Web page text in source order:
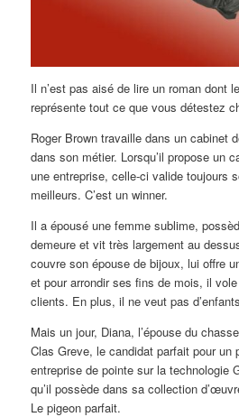
Il n’est pas aisé de lire un roman dont
représente tout ce que vous détestez
Roger Brown travaille dans un cabinet
dans son métier. Lorsqu’il propose un
une entreprise, celle-ci valide toujours
meilleurs. C’est un winner.
Il a épousé une femme sublime,
demeure et vit très largement au
couvre son épouse de bijoux, lui offre
et pour arrondir ses fins de mois, il
clients. En plus, il ne veut pas
Mais un jour, Diana, l’épouse du
Clas Greve, le candidat parfait pour un
entreprise de pointe sur la technologie
qu’il possède dans sa collection
Le pigeon parfait.